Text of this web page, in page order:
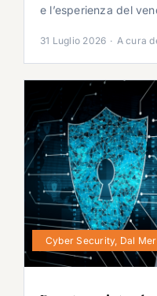
e l’esperienza del
31 Luglio 2026 · A cura
Cyber Security, Dal